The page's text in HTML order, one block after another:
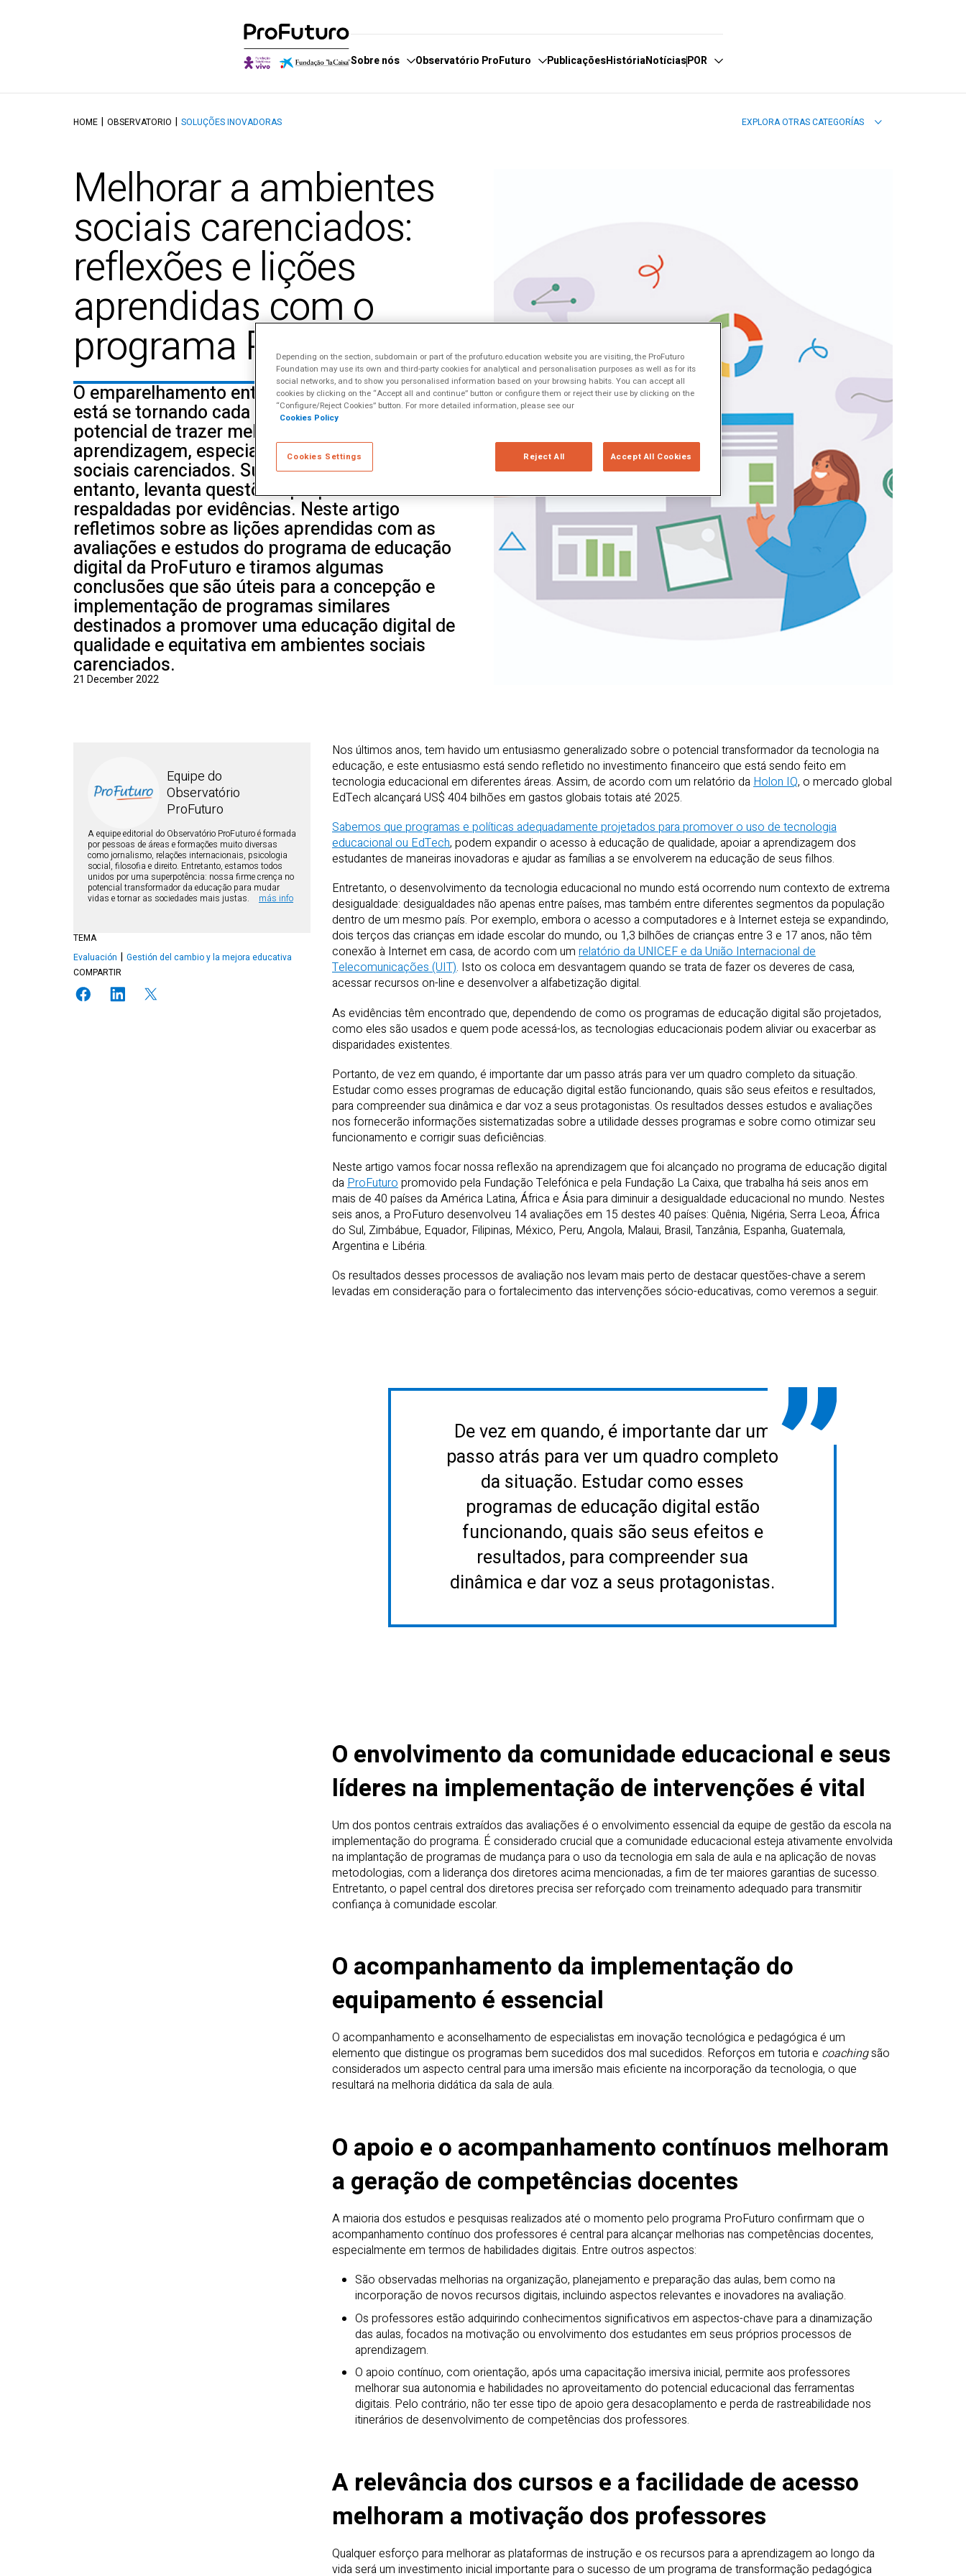
Sobre nós
Aliados
Reconhecimentos
Canal de Denúncias
Observatório ProFuturo
Conversações
Competências XXI
Soluções Inovadoras
Experiências Inspiradoras
Tendências
PublicaçõesHistóriaNotíciasPOR
HOME OBSERVATORIO SOLUÇÕES INOVADORAS EXPLORA OTRAS CATEGORÍAS
Melhorar a ambientes
sociais carenciados:
reflexões e lições
aprendidas com o
programa ProFuturo
O emparelhamento entre educação e tecnologia
está se tornando cada vez mais popular por seu
potencial de trazer melhorias substanciais na
aprendizagem, especialmente em ambientes
sociais carenciados. Sua adoção incipiente, no
entanto, levanta questões que precisam ser
respaldadas por evidências. Neste artigo
refletimos sobre as lições aprendidas com as
avaliações e estudos do programa de educação
digital da ProFuturo e tiramos algumas
conclusões que são úteis para a concepção e
implementação de programas similares
destinados a promover uma educação digital de
qualidade e equitativa em ambientes sociais
carenciados.
21 December 2022
Equipe do
Observatório
ProFuturo
A equipe editorial do Observatório ProFuturo é formada
por pessoas de áreas e formações muito diversas
como jornalismo, relações internacionais, psicologia
social, filosofia e direito. Entretanto, estamos todos
unidos por uma superpotência: nossa firme crença no
potencial transformador da educação para mudar
vidas e tornar as sociedades mais justas.
más info
TEMA
Evaluación
Gestión del cambio y la mejora educativa
COMPARTIR
Nos últimos anos, tem havido um entusiasmo generalizado sobre o potencial transformador da tecnologia na
educação, e este entusiasmo está sendo refletido no investimento financeiro que está sendo feito em
tecnologia educacional em diferentes áreas. Assim, de acordo com um relatório daHolon IQ, o mercado global
EdTech alcançará US$ 404 bilhões em gastos globais totais até 2025.
Sabemos que programas e políticas adequadamente projetados para promover o uso de tecnologia
educacional ou EdTech, podem expandir o acesso à educação de qualidade, apoiar a aprendizagem dos
estudantes de maneiras inovadoras e ajudar as famílias a se envolverem na educação de seus filhos.
Entretanto, o desenvolvimento da tecnologia educacional no mundo está ocorrendo num contexto de extrema
desigualdade: desigualdades não apenas entre países, mas também entre diferentes segmentos da população
dentro de um mesmo país. Por exemplo, embora o acesso a computadores e à Internet esteja se expandindo,
dois terços das crianças em idade escolar do mundo, ou 1,3 bilhões de crianças entre 3 e 17 anos, não têm
conexão à Internet em casa, de acordo com um relatório da UNICEF e da União Internacional de
Telecomunicações (UIT). Isto os coloca em desvantagem quando se trata de fazer os deveres de casa,
acessar recursos on-line e desenvolver a alfabetização digital.
As evidências têm encontrado que, dependendo de como os programas de educação digital são projetados,
como eles são usados e quem pode acessá-los, as tecnologias educacionais podem aliviar ou exacerbar as
disparidades existentes.
Portanto, de vez em quando, é importante dar um passo atrás para ver um quadro completo da situação.
Estudar como esses programas de educação digital estão funcionando, quais são seus efeitos e resultados,
para compreender sua dinâmica e dar voz a seus protagonistas. Os resultados desses estudos e avaliações
nos fornecerão informações sistematizadas sobre a utilidade desses programas e sobre como otimizar seu
funcionamento e corrigir suas deficiências.
Neste artigo vamos focar nossa reflexão na aprendizagem que foi alcançado no programa de educação digital
daProFuturopromovido pela Fundação Telefónica e pela Fundação La Caixa, que trabalha há seis anos em
mais de 40 países da América Latina, África e Ásia para diminuir a desigualdade educacional no mundo. Nestes
seis anos, a ProFuturo desenvolveu 14 avaliações em 15 destes 40 países: Quênia, Nigéria, Serra Leoa, África
do Sul, Zimbábue, Equador, Filipinas, México, Peru, Angola, Malaui, Brasil, Tanzânia, Espanha, Guatemala,
Argentina e Libéria.
Os resultados desses processos de avaliação nos levam mais perto de destacar questões-chave a serem
levadas em consideração para o fortalecimento das intervenções sócio-educativas, como veremos a seguir.
De vez em quando, é importante dar um
passo atrás para ver um quadro completo
da situação. Estudar como esses
programas de educação digital estão
funcionando, quais são seus efeitos e
resultados, para compreender sua
dinâmica e dar voz a seus protagonistas.
O envolvimento da comunidade educacional e seus
líderes na implementação de intervenções é vital
Um dos pontos centrais extraídos das avaliações é o envolvimento essencial da equipe de gestão da escola na
implementação do programa. É considerado crucial que a comunidade educacional esteja ativamente envolvida
na implantação de programas de mudança para o uso da tecnologia em sala de aula e na aplicação de novas
metodologias, com a liderança dos diretores acima mencionadas, a fim de ter maiores garantias de sucesso.
Entretanto, o papel central dos diretores precisa ser reforçado com treinamento adequado para transmitir
confiança à comunidade escolar.
O acompanhamento da implementação do
equipamento é essencial
O acompanhamento e aconselhamento de especialistas em inovação tecnológica e pedagógica é um
elemento que distingue os programas bem sucedidos dos mal sucedidos. Reforços em tutoria e coachingsão
considerados um aspecto central para uma imersão mais eficiente na incorporação da tecnologia, o que
resultará na melhoria didática da sala de aula.
O apoio e o acompanhamento contínuos melhoram
a geração de competências docentes
A maioria dos estudos e pesquisas realizados até o momento pelo programa ProFuturo confirmam que o
acompanhamento contínuo dos professores é central para alcançar melhorias nas competências docentes,
especialmente em termos de habilidades digitais. Entre outros aspectos:
São observadas melhorias na organização, planejamento e preparação das aulas, bem como na
incorporação de novos recursos digitais, incluindo aspectos relevantes e inovadores na avaliação.
Os professores estão adquirindo conhecimentos significativos em aspectos-chave para a dinamização
das aulas, focados na motivação ou envolvimento dos estudantes em seus próprios processos de
aprendizagem.
O apoio contínuo, com orientação, após uma capacitação imersiva inicial, permite aos professores
melhorar sua autonomia e habilidades no aproveitamento do potencial educacional das ferramentas
digitais. Pelo contrário, não ter esse tipo de apoio gera desacoplamento e perda de rastreabilidade nos
itinerários de desenvolvimento de competências dos professores.
A relevância dos cursos e a facilidade de acesso
melhoram a motivação dos professores
Qualquer esforço para melhorar as plataformas de instrução e os recursos para a aprendizagem ao longo da
vida será um investimento inicial importante para o sucesso de um programa de transformação pedagógica
Depending on the section, subdomain or part of the profuturo.education website you are visiting, the ProFuturo
Foundation may use its own and third-party cookies for analytical and personalisation purposes as well as for its
social networks, and to show you personalised information based on your browsing habits. You can accept all
cookies by clicking on the “Accept all and continue” button or configure them or reject their use by clicking on the
“Configure/Reject Cookies” button. For more detailed information, please see our
Cookies Policy
Cookies Settings Reject All Accept All Cookies